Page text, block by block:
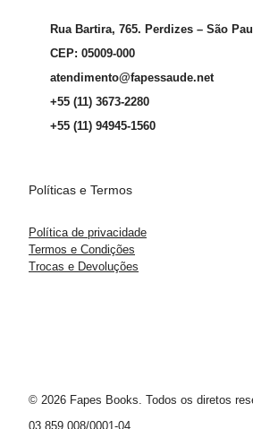
Rua Bartira, 765. Perdizes – São
CEP: 05009-000
atendimento@fapessaude.net
+55 (11) 3673-2280
+55 (11) 94945-1560
Políticas e Termos
Política de privacidade
Termos e Condições
Trocas e Devoluções
© 2026 Fapes Books. Todos os diretos
03.859.008/0001-04